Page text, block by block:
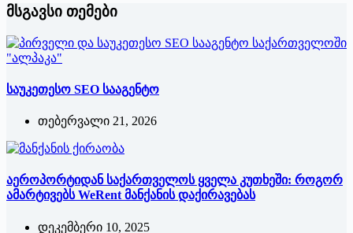
მსგავსი თემები
საუკეთესო SEO სააგენტო
თებერვალი 21, 2026
აეროპორტიდან საქართველოს ყველა კუთხეში: როგორ
ამარტივებს WeRent მანქანის დაქირავებას
დეკემბერი 10, 2025